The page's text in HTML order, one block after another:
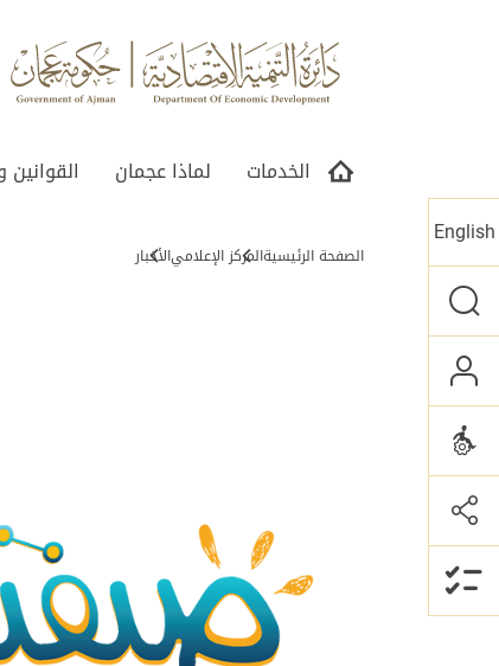
الخدمات لماذا عجمان
English
الصفحة الرئيسيةالمركز الإعلاميالأخبار